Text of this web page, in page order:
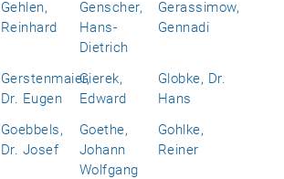
Gehlen,
Reinhard
Genscher,
Hans-
Dietrich
Gerassimow,
Gennadi
Gerstenmaier,
Dr. Eugen
Gierek,
Edward
Globke, Dr.
Hans
Goebbels,
Dr. Josef
Goethe,
Johann
Wolfgang
Gohlke,
Reiner